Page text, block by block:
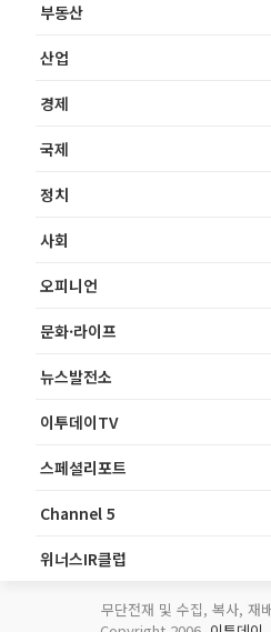
부동산
산업
경제
국제
정치
사회
오피니언
문화·라이프
뉴스발전소
이투데이TV
스페셜리포트
Channel 5
위너스IR클럽
무단전재 및 수집, 복사, 재